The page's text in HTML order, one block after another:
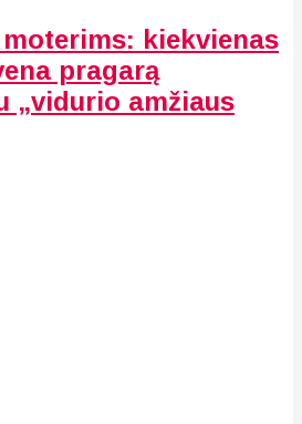
kiekvienas
pragarą
„vidurio amžiaus